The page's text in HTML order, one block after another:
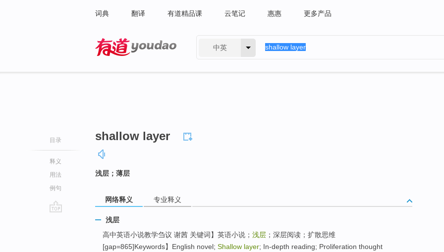
词典 翻译 有道精品课 云笔记 惠惠 更多产品
中英
目录
释义
用法
例句
shallow layer
浅层；薄层
网络释义 专业释义
浅层
高中英语小说教学刍议 谢茜 关键词】英语小说； 浅层 ；深层阅读；扩散思维
[gap=865]Keywords】English novel; Shallow layer; In-depth reading; Proliferation thought